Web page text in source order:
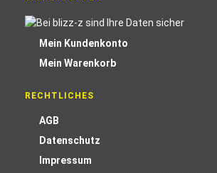
Mein Kundenkonto
Mein Warenkorb
RECHTLICHES
AGB
Datenschutz
Impressum